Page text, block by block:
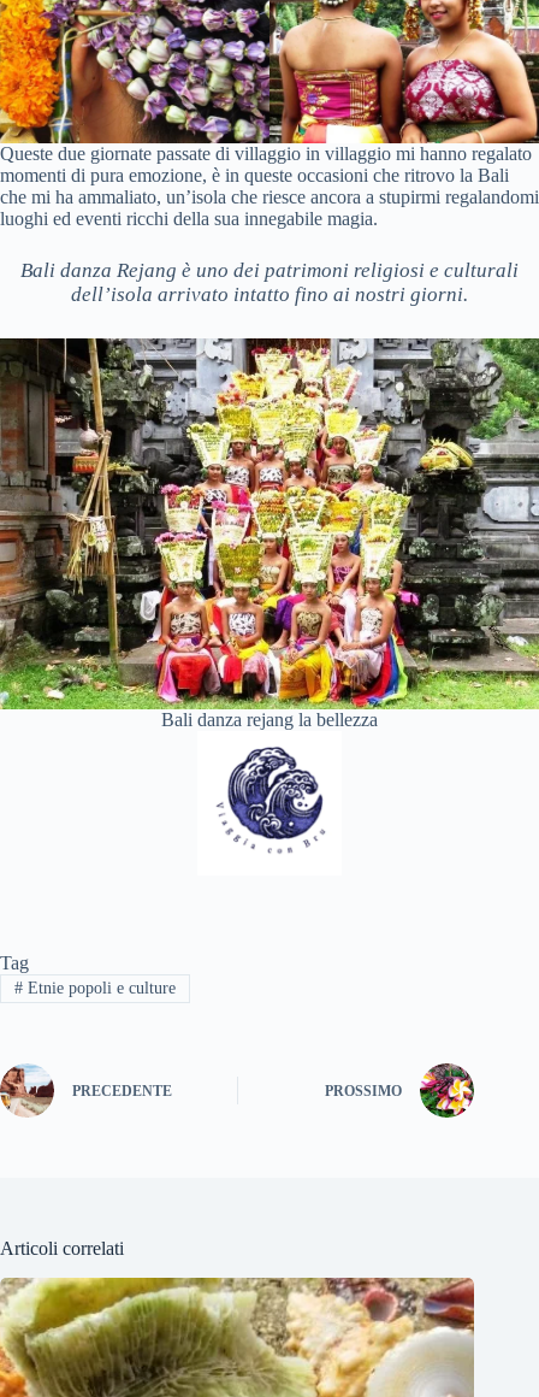
Queste due giornate passate di villaggio in villaggio mi hanno regalato
momenti di pura emozione, è in queste occasioni che ritrovo la Bali
che mi ha ammaliato, un’isola che riesce ancora a stupirmi regalandomi
luoghi ed eventi ricchi della sua innegabile magia.
Bali danza Rejang è uno dei patrimoni religiosi e culturali
dell’isola arrivato intatto fino ai nostri giorni.
Bali danza rejang la bellezza
Tag
#Etnie popoli e culture
PRECEDENTE PROSSIMO
Articoli correlati